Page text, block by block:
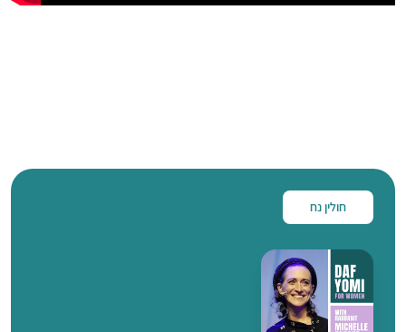
חולין נח